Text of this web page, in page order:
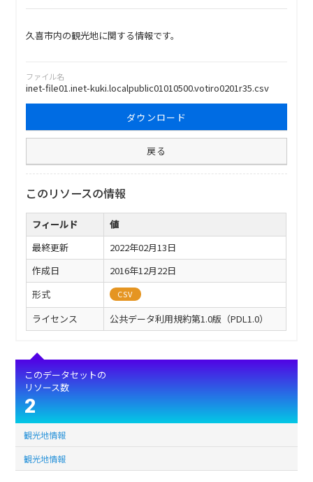
久喜市内の観光地に関する情報です。
ファイル名
inet-file01.inet-kuki.localpublic01010500.votiro0201r35.csv
ダウンロード
戻る
このリソースの情報
フィールド
値
最終更新
2022年02月13日
作成日
2016年12月22日
形式
CSV
ライセンス 公共データ利用規約第1.0版（PDL1.0）
このデータセットの
リソース数
2
観光地情報
観光地情報